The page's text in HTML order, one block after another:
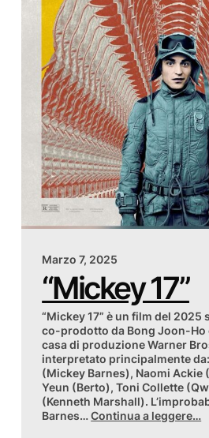
Marzo 7, 2025
“Mickey 17”
“Mickey 17” è un film del
co-prodotto da Bong Joon-Ho
casa di produzione Warner
interpretato principalmente
(Mickey Barnes), Naomi Ackie
Yeun (Berto), Toni Collette
(Kenneth Marshall).
Barnes…Continua a leggere…